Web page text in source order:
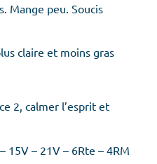
Mange peu. Soucis
claire et moins gras
2, calmer l’esprit et
15V – 21V – 6Rte – 4RM